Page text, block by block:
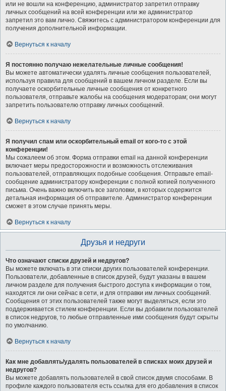
или не вошли на конференцию, администратор запретил отправку
личных сообщений на всей конференции или же администратор
запретил это вам лично. Свяжитесь с администратором конференции для
получения дополнительной информации.
Вернуться к началу
Я постоянно получаю нежелательные личные сообщения!
Вы можете автоматически удалять личные сообщения пользователей,
используя правила для сообщений в вашем личном разделе. Если вы
получаете оскорбительные личные сообщения от конкретного
пользователя, отправьте жалобы на сообщения модераторам; они могут
запретить пользователю отправку личных сообщений.
Вернуться к началу
Я получил спам или оскорбительный email от кого-то с этой
конференции!
Мы сожалеем об этом. Форма отправки email на данной конференции
включает меры предосторожности и возможность отслеживания
пользователей, отправляющих подобные сообщения. Отправьте email-
сообщение администратору конференции с полной копией полученного
письма. Очень важно включить все заголовки, в которых содержится
детальная информация об отправителе. Администратор конференции
сможет в этом случае принять меры.
Вернуться к началу
Друзья и недруги
Что означают списки друзей и недругов?
Вы можете включать в эти списки других пользователей конференции.
Пользователи, добавленные в список друзей, будут указаны в вашем
личном разделе для получения быстрого доступа к информации о том,
находятся ли они сейчас в сети, и для отправки им личных сообщений.
Сообщения от этих пользователей также могут выделяться, если это
поддерживается стилем конференции. Если вы добавили пользователей
в список недругов, то любые отправленные ими сообщения будут скрыты
по умолчанию.
Вернуться к началу
Как мне добавлять/удалять пользователей в списках моих друзей и
недругов?
Вы можете добавлять пользователей в свой список двумя способами. В
профиле каждого пользователя есть ссылка для его добавления в список